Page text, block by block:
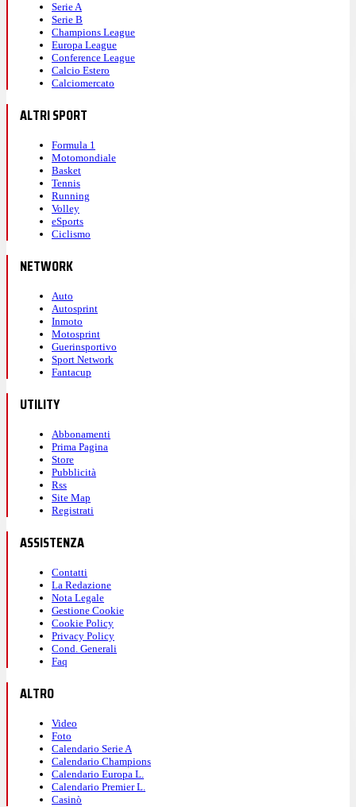
Serie A
Serie B
Champions League
Europa League
Conference League
Calcio Estero
Calciomercato
ALTRI SPORT
Formula 1
Motomondiale
Basket
Tennis
Running
Volley
eSports
Ciclismo
NETWORK
Auto
Autosprint
Inmoto
Motosprint
Guerinsportivo
Sport Network
Fantacup
UTILITY
Abbonamenti
Prima Pagina
Store
Pubblicità
Rss
Site Map
Registrati
ASSISTENZA
Contatti
La Redazione
Nota Legale
Gestione Cookie
Cookie Policy
Privacy Policy
Cond. Generali
Faq
ALTRO
Video
Foto
Calendario Serie A
Calendario Champions
Calendario Europa L.
Calendario Premier L.
Casinò